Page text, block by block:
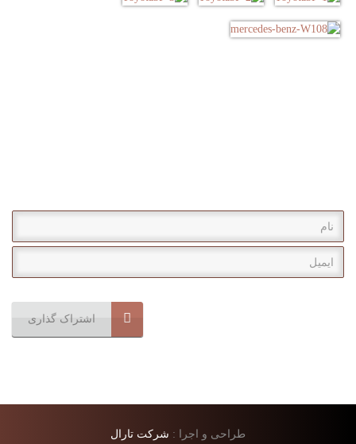
اشتراک گذاری
طراحی و اجرا : شرکت تارال